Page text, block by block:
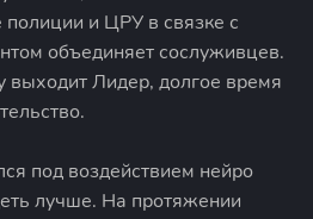
полиции и ЦРУ в связке с
объединяет сослуживцев.
выходит Лидер, долгое время
под воздействием нейро
лучше. На протяжении